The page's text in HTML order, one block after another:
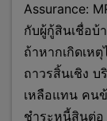
Assurance:
กับผู้กู้สินเชื่อบ้
ถ้าหากเกิดเห
ถาวรสิ้นเชิง
เหลือแทน คน
ชำระหนี้สินต่อ